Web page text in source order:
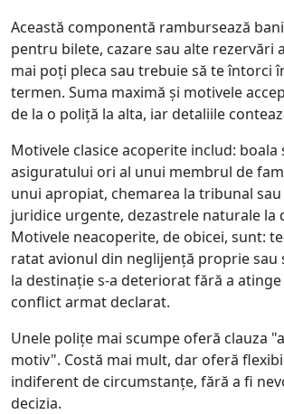
Această componentă rambursează
pentru bilete, cazare sau alte rezervări
mai poți pleca sau trebuie să te întorci
termen. Suma maximă și motivele
de la o poliță la alta, iar detaliile
Motivele clasice acoperite includ: boala
asiguratului ori al unui membrul de
unui apropiat, chemarea la tribunal
juridice urgente, dezastrele naturale la
Motivele neacoperite, de obicei, sunt:
ratat avionul din neglijență proprie sau
la destinație s-a deteriorat fără a
conflict armat declarat.
Unele polițe mai scumpe oferă clauza
motiv". Costă mai mult, dar oferă
indiferent de circumstanțe, fără a fi
decizia.